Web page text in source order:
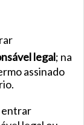
legal; na
assinado
entrar